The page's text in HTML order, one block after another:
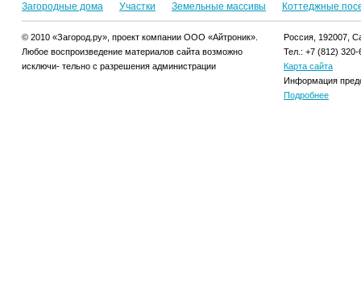
Загородные дома Участки Земельные массивы Коттеджные
© 2010 «Загород.ру», проект компании ООО «Айтроник».
Любое воспроизведение материалов сайта возможно
исключи- тельно с разрешения администрации
Россия, 192007,
Тел.: +7 (812) 320-
Карта сайта
Информация
Подробнее